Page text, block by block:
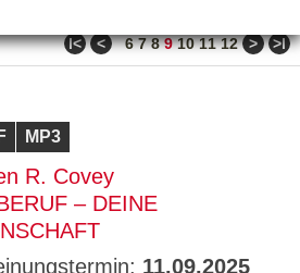
ǀ< < 6 7 8 9 10 11 12 > >ǀ
MP3
R. Covey
– DEINE
11.09.2025
Ty
verwendet
den Zustimmungsstatus des
für Cookies auf der aktuellen